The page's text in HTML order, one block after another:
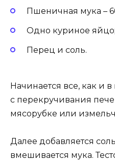
Пшеничная мука –
Одно куриное яйцо;
Перец и соль.
Начинается все, как и
с перекручивания
мясорубке или
Далее добавляется
вмешивается мука.